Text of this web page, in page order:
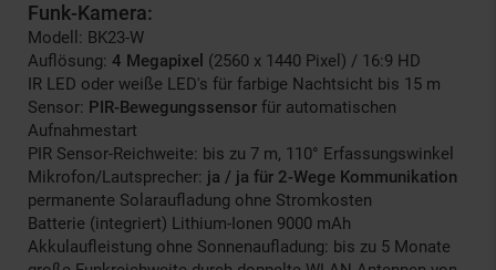
Funk-Kamera:
Modell: BK23-W
Auflösung: 4 Megapixel (2560 x 1440 Pixel) / 16:9 HD
IR LED oder weiße LED's für farbige Nachtsicht bis 15 m
Sensor: PIR-Bewegungssensor für automatischen
Aufnahmestart
PIR Sensor-Reichweite: bis zu 7 m, 110° Erfassungswinkel
Mikrofon/Lautsprecher: ja / ja für 2-Wege Kommunikation
permanente Solaraufladung ohne Stromkosten
Batterie (integriert) Lithium-Ionen 9000 mAh
Akkulaufleistung ohne Sonnenaufladung: bis zu 5 Monate